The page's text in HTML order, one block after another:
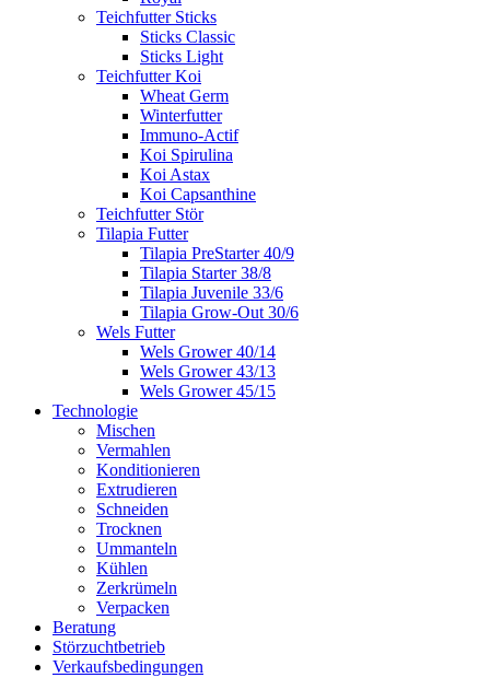
Teichfutter Sticks
Sticks Classic
Sticks Light
Teichfutter Koi
Wheat Germ
Winterfutter
Immuno-Actif
Koi Spirulina
Koi Astax
Koi Capsanthine
Teichfutter Stör
Tilapia Futter
Tilapia PreStarter 40/9
Tilapia Starter 38/8
Tilapia Juvenile 33/6
Tilapia Grow-Out 30/6
Wels Futter
Wels Grower 40/14
Wels Grower 43/13
Wels Grower 45/15
Technologie
Mischen
Vermahlen
Konditionieren
Extrudieren
Schneiden
Trocknen
Ummanteln
Kühlen
Zerkrümeln
Verpacken
Beratung
Störzuchtbetrieb
Verkaufsbedingungen